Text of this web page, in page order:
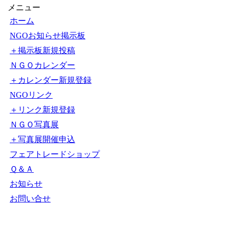
メニュー
ホーム
NGOお知らせ掲示板
＋掲示板新規投稿
ＮＧＯカレンダー
＋カレンダー新規登録
NGOリンク
＋リンク新規登録
ＮＧＯ写真展
＋写真展開催申込
フェアトレードショップ
Ｑ＆Ａ
お知らせ
お問い合せ